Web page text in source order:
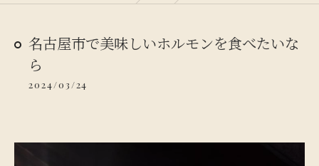
名古屋市で美味しいホルモンを食べたいな
ら
2024/03/24